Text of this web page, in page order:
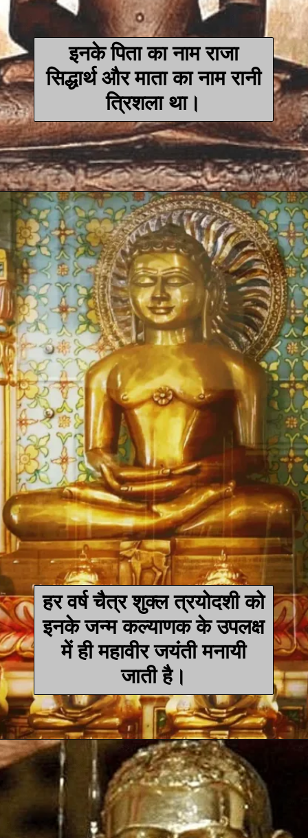
इनके पिता का नाम राजा
सिद्धार्थ और माता का नाम रानी
त्रिशला था।
हर वर्षचैत्र शुक्ल त्रयोदशी को
इनके जन्म कल्याणक के उपलक्ष
में ही महावीर जयंती मनायी
जाती है।